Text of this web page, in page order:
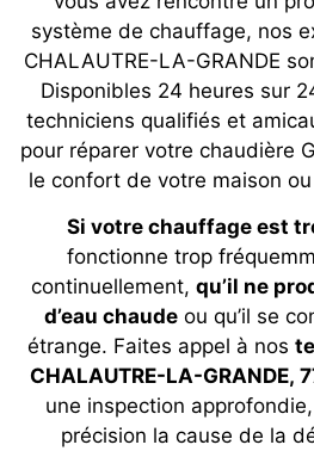
système de chauffage, nos
CHALAUTRE-LA-GRANDE
Disponibles 24 heures sur
techniciens qualifiés et
pour réparer votre chaudière
le confort de votre maison
Si votre chauffage est
fonctionne trop
continuellement, qu’il ne
d’eau chaudeou qu’il se
étrange. Faites appel à nos
CHALAUTRE-LA-GRANDE,
une inspection
précision la cause de la